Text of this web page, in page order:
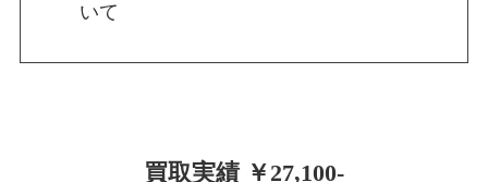
いて
買取実績 ￥27,100-